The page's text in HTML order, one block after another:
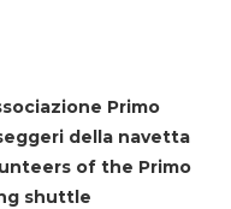
Primo
della navetta
of the Primo
shuttle